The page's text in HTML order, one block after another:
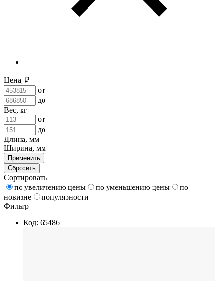
Цена, ₽
от
до
Вес, кг
от
до
Длина, мм
Ширина, мм
Применить
Сбросить
Сортировать
по увеличению цены
по уменьшению цены
по
новизне
популярности
Фильтр
Код: 65486